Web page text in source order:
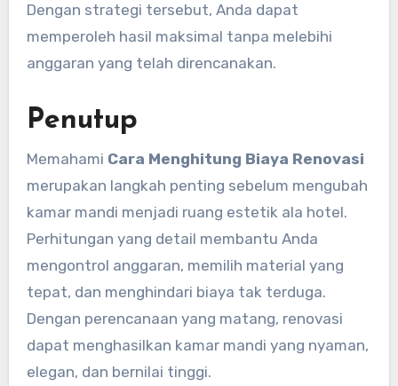
Dengan strategi tersebut, Anda dapat
memperoleh hasil maksimal tanpa melebihi
anggaran yang telah direncanakan.
Penutup
Memahami Cara Menghitung Biaya Renovasi
merupakan langkah penting sebelum mengubah
kamar mandi menjadi ruang estetik ala hotel.
Perhitungan yang detail membantu Anda
mengontrol anggaran, memilih material yang
tepat, dan menghindari biaya tak terduga.
Dengan perencanaan yang matang, renovasi
dapat menghasilkan kamar mandi yang nyaman,
elegan, dan bernilai tinggi.